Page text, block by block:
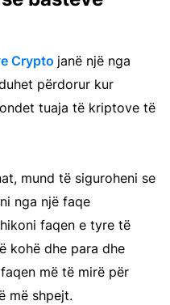
Crypto janë një nga
përdorur kur
tuaja të kriptove të
mund të siguroheni se
nga një faqe
faqen e tyre të
kohë dhe para dhe
më të mirë për
më shpejt.